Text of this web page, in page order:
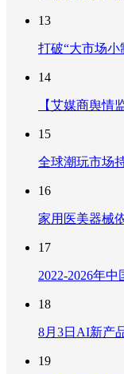
13
打破“大市场小
14
【艾媒商舆情
15
全球潮玩市场
16
家用医美器械
17
2022-2026年
18
8月3日AI新产
19